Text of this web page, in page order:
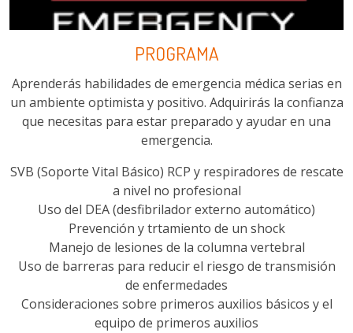
PROGRAMA
Aprenderás habilidades de emergencia médica serias en
un ambiente optimista y positivo. Adquirirás la confianza
que necesitas para estar preparado y ayudar en una
emergencia.
SVB (Soporte Vital Básico) RCP y respiradores de rescate
a nivel no profesional
Uso del DEA (desfibrilador externo automático)
Prevención y trtamiento de un shock
Manejo de lesiones de la columna vertebral
Uso de barreras para reducir el riesgo de transmisión
de enfermedades
Consideraciones sobre primeros auxilios básicos y el
equipo de primeros auxilios